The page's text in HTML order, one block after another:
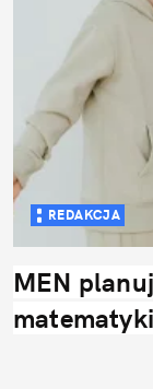
REDAKCJA
MEN